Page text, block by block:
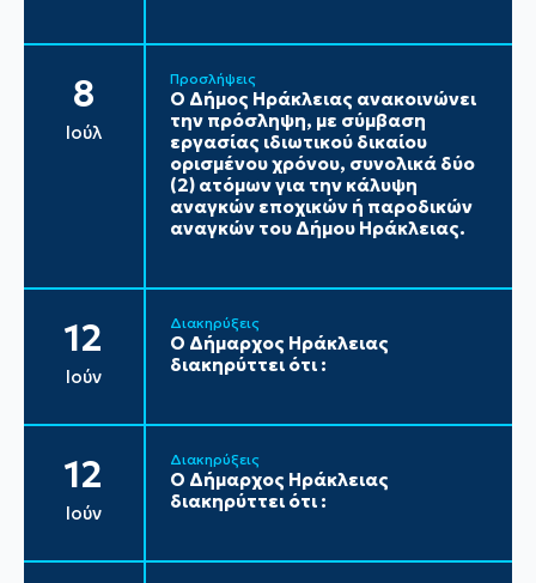
8
Ιούλ
Προσλήψεις
Ο Δήμος Ηράκλειας ανακοινώνει
την πρόσληψη, με σύμβαση
εργασίας ιδιωτικού δικαίου
ορισμένου χρόνου, συνολικά δύο
(2) ατόμων για την κάλυψη
αναγκών εποχικών ή παροδικών
αναγκών του Δήμου Ηράκλειας.
12
Ιούν
Διακηρύξεις
Ο Δήμαρχος Ηράκλειας
διακηρύττει ότι :
12
Ιούν
Διακηρύξεις
Ο Δήμαρχος Ηράκλειας
διακηρύττει ότι :